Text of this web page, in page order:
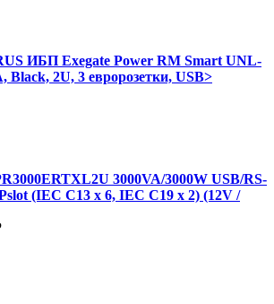
ИБП Exegate Power RM Smart UNL-
Black, 2U, 3 евророзетки, USB>
3000VA/3000W USB/RS-
(IEC C13 x 6, IEC C19 x 2) (12V /